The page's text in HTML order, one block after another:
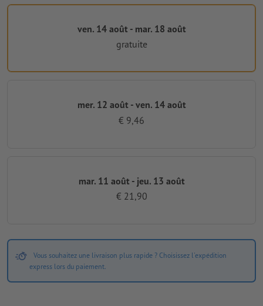
ven. 14 août - mar. 18 août
gratuite
mer. 12 août - ven. 14 août
€ 9,46
mar. 11 août - jeu. 13 août
€ 21,90
Vous souhaitez une livraison plus rapide ? Choisissez l'expédition
express lors du paiement.